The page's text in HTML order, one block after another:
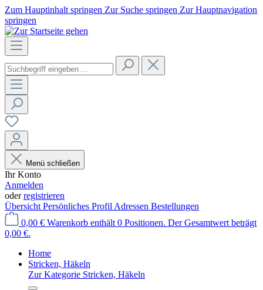
Zum Hauptinhalt springen Zur Suche springen Zur Hauptnavigation
springen
Menü schließen
Ihr Konto
Anmelden
oderregistrieren
Übersicht Persönliches Profil Adressen Bestellungen
0,00 € Warenkorb enthält 0 Positionen. Der Gesamtwert beträgt
0,00 €.
Home
Stricken, Häkeln
Zur Kategorie Stricken, Häkeln